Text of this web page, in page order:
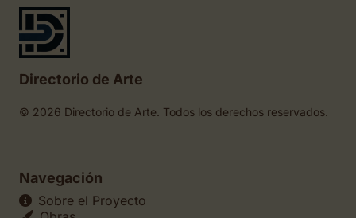
Directorio de Arte
© 2026 Directorio de Arte. Todos los derechos reservados.
Navegación
Sobre el Proyecto